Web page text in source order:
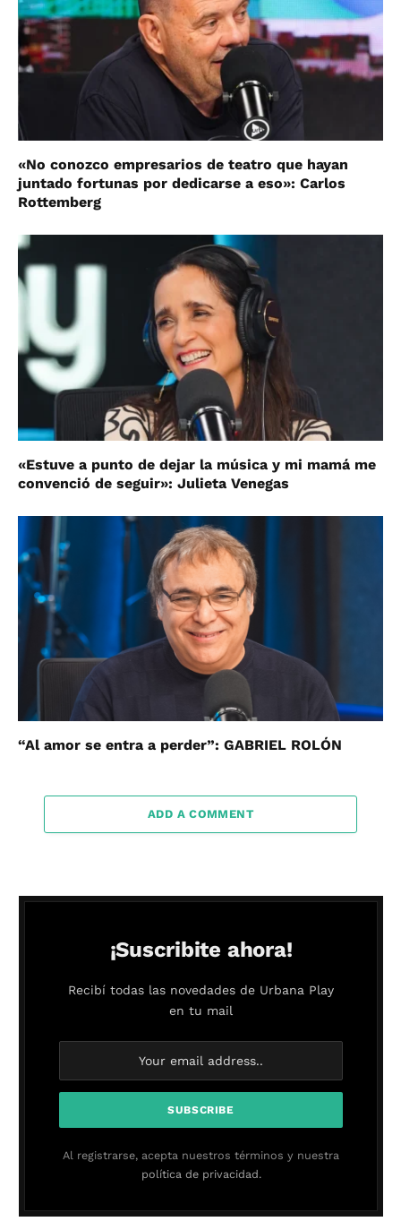
«No conozco empresarios de teatro que hayan
juntado fortunas por dedicarse a eso»: Carlos
Rottemberg
«Estuve a punto de dejar la música y mi mamá me
convenció de seguir»: Julieta Venegas
“Al amor se entra a perder”: GABRIEL ROLÓN
ADD A COMMENT
¡Suscribite ahora!
Recibí todas las novedades de Urbana Play
en tu mail
Al registrarse, acepta nuestros términos y nuestra
política de privacidad.